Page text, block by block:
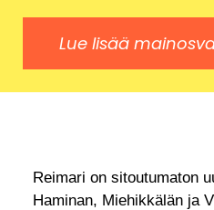
Lue lisää
Reimari on sitoutumaton
Haminan, Miehikkälän ja